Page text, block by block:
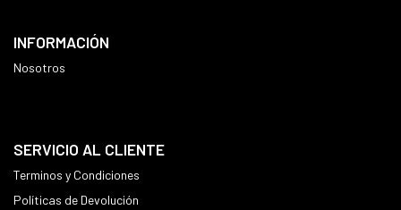
INFORMACIÓN
Nosotros
SERVICIO AL CLIENTE
Terminos y Condiciones
Políticas de Devolución